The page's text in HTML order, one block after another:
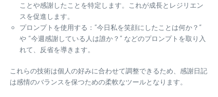
ことや感謝したことを特定します。これが成長とレジリエン
スを促進します。
プロンプトを使用する：”今日私を笑顔にしたことは何か？”
や “今週感謝している人は誰か？” などのプロンプトを取り入
れて、反省を導きます。
これらの技術は個人の好みに合わせて調整できるため、感謝日記
は感情のバランスを保つための柔軟なツールとなります。